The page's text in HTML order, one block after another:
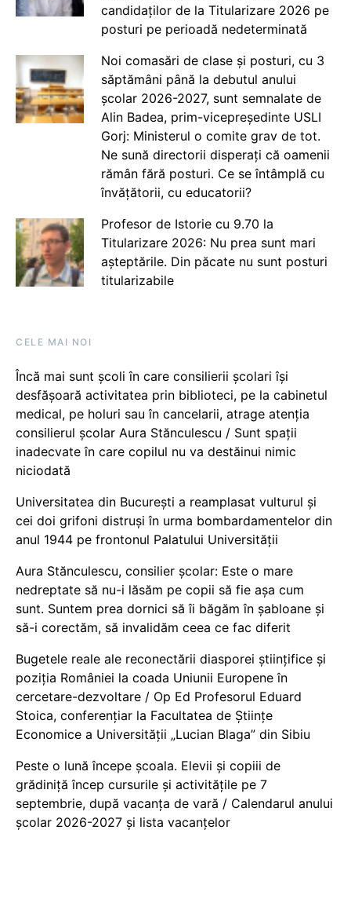
candidaților de la Titularizare 2026 pe
posturi pe perioadă nedeterminată
Noi comasări de clase și posturi, cu 3
săptămâni până la debutul anului
școlar 2026-2027, sunt semnalate de
Alin Badea, prim-vicepreședinte USLI
Gorj: Ministerul o comite grav de tot.
Ne sună directorii disperați că oamenii
rămân fără posturi. Ce se întâmplă cu
învățătorii, cu educatorii?
Profesor de Istorie cu 9.70 la
Titularizare 2026: Nu prea sunt mari
așteptările. Din păcate nu sunt posturi
titularizabile
CELE MAI NOI
Încă mai sunt școli în care consilierii școlari își
desfășoară activitatea prin biblioteci, pe la cabinetul
medical, pe holuri sau în cancelarii, atrage atenția
consilierul școlar Aura Stănculescu / Sunt spații
inadecvate în care copilul nu va destăinui nimic
niciodată
Universitatea din București a reamplasat vulturul și
cei doi grifoni distruși în urma bombardamentelor din
anul 1944 pe frontonul Palatului Universității
Aura Stănculescu, consilier școlar: Este o mare
nedreptate să nu-i lăsăm pe copii să fie așa cum
sunt. Suntem prea dornici să îi băgăm în șabloane și
să-i corectăm, să invalidăm ceea ce fac diferit
Bugetele reale ale reconectării diasporei științifice și
poziția României la coada Uniunii Europene în
cercetare-dezvoltare / Op Ed Profesorul Eduard
Stoica, conferențiar la Facultatea de Științe
Economice a Universității „Lucian Blaga” din Sibiu
Peste o lună începe școala. Elevii și copiii de
grădiniță încep cursurile și activitățile pe 7
septembrie, după vacanța de vară / Calendarul anului
școlar 2026-2027 și lista vacanțelor